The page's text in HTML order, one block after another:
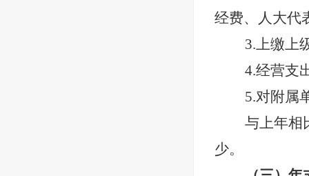
经费、人大代
3.上缴上
4.经营支
5.对附属
与上年相
少。